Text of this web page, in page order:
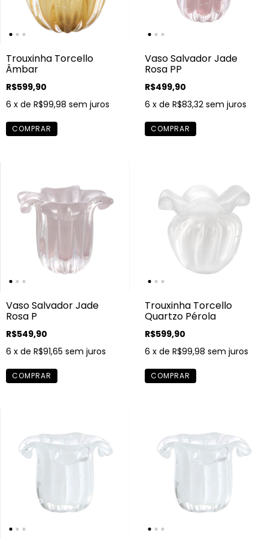
Trouxinha Torcello
Âmbar
R$599,90
6 x de R$99,98 sem juros
Vaso Salvador Jade
Rosa PP
R$499,90
6 x de R$83,32 sem juros
Vaso Salvador Jade
Rosa P
R$549,90
6 x de R$91,65 sem juros
Trouxinha Torcello
Quartzo Pérola
R$599,90
6 x de R$99,98 sem juros